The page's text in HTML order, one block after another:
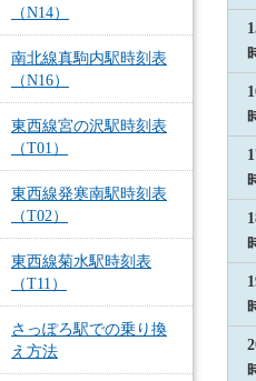
（N14）
南北線真駒内駅時刻表
（N16）
東西線宮の沢駅時刻表
（T01）
東西線発寒南駅時刻表
（T02）
東西線菊水駅時刻表
（T11）
さっぽろ駅での乗り換
え方法